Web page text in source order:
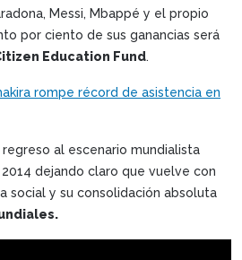
Messi, Mbappé y el propio
por ciento de sus ganancias será
Education Fund.
rompe récord de asistencia en
regreso al escenario mundialista
dejando claro que vuelve con
social y su consolidación absoluta